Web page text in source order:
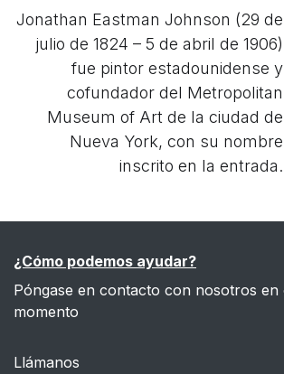
Jonathan Eastman Johnson (29 de
julio de 1824 – 5 de abril de 1906)
fue pintor estadounidense y
cofundador del Metropolitan
Museum of Art de la ciudad de
Nueva York, con su nombre
inscrito en la entrada.
¿Cómo podemos ayudar?
Póngase en contacto con nosotros en
momento
Llámanos